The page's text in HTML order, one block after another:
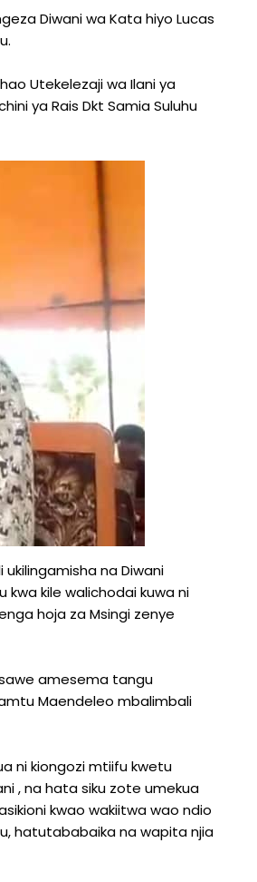
Diwani wa Kata hiyo Lucas
Utekelezaji wa Ilani ya
ya Rais Dkt Samia Suluhu
na Diwani
kwa kile walichodai kuwa ni
hoja za Msingi zenye
amesema tangu
Maendeleo mbalimbali
ni kiongozi mtiifu kwetu
, na hata siku zote umekua
kwao wakiitwa wao ndio
hatutababaika na wapita njia